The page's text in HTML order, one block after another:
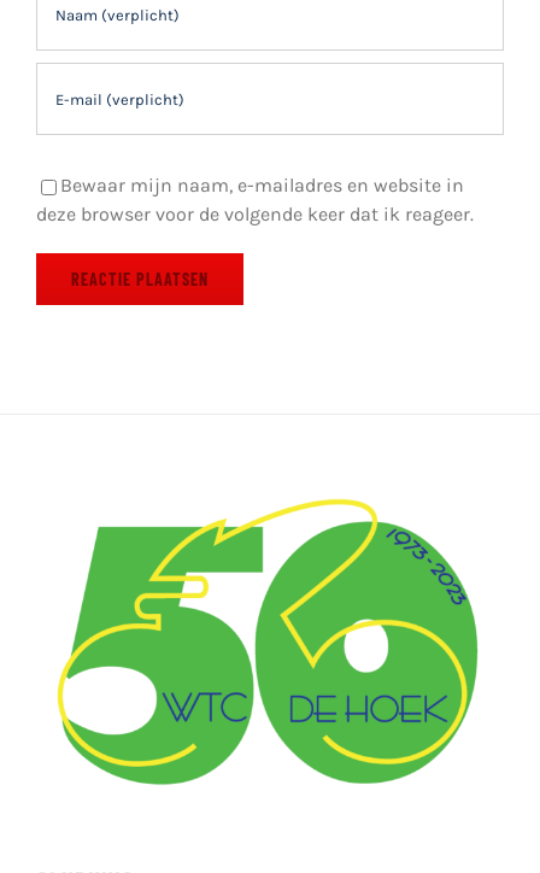
Bewaar mijn naam, e-mailadres en website in
deze browser voor de volgende keer dat ik reageer.